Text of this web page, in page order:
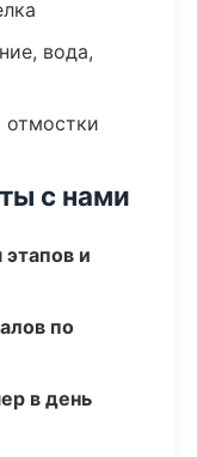
вода,
отмостки
с нами
и
по
в день